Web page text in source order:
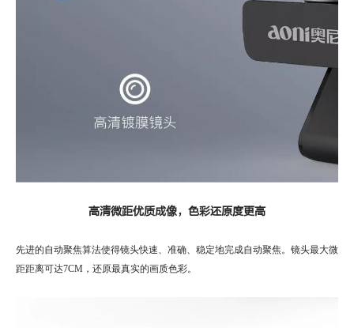
高清微距优质成像，色彩还原度更高
先进的自动聚焦算法使得镜头快速、准确、稳定地完成自动聚焦。镜头最大微
距距离可达7CM，还原最真实的画质色彩。